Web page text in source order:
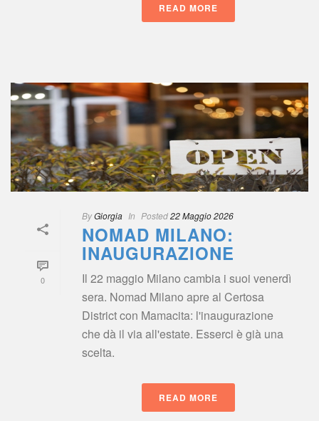
READ MORE
0
ByGiorgia In Posted22 Maggio 2026
NOMAD MILANO:
INAUGURAZIONE
Il 22 maggio Milano cambia i suoi venerdì
era. Nomad Milano apre al Certosa
District con Mamacita: l'inaugurazione
che dà il via all'estate. Esserci è già una
celta.
READ MORE